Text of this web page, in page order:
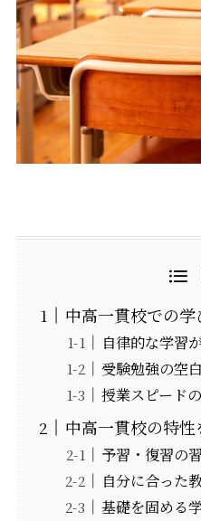
中高一貫校での
自律的な学習
受験勉強の空
授業スピード
中高一貫校の特
予習・復習の
自分に合った
基礎を固める